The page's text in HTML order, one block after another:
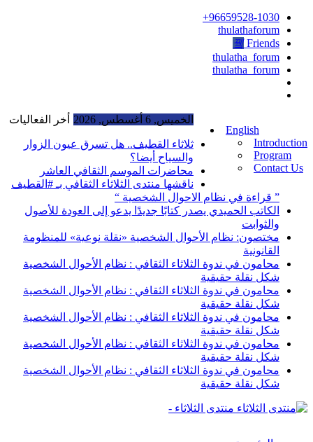
96659528-1030+
thulathaforum
Friends
thulatha_forum
thulatha_forum
English
Introduction
Program
Contact Us
الخميس, 6 أغسطس, 2026 أخر الفعاليات
ثلاثاء القطيف.. هل تسرق عيون الزوار
والسياح أيضا؟
محاضرات الموسم الثقافي العاشر
ناقشها منتدى الثلاثاء الثقافي بـ #القطيف
” قراءة في نظام الاحوال الشخصية “
الكاتب الحميدي يصدر كتابًا جديدًا يدعو إلى العودة للأصول
والثوابت
مختصون: نظام الأحوال الشخصية «نقلة نوعية» للمنظومة
القانونية
محامون في ندوة الثلاثاء الثقافي : نظام الأحوال الشخصية
شكل نقلة حقيقية
محامون في ندوة الثلاثاء الثقافي : نظام الأحوال الشخصية
شكل نقلة حقيقية
محامون في ندوة الثلاثاء الثقافي : نظام الأحوال الشخصية
شكل نقلة حقيقية
محامون في ندوة الثلاثاء الثقافي : نظام الأحوال الشخصية
شكل نقلة حقيقية
محامون في ندوة الثلاثاء الثقافي : نظام الأحوال الشخصية
شكل نقلة حقيقية
منتدى الثلاثاء -